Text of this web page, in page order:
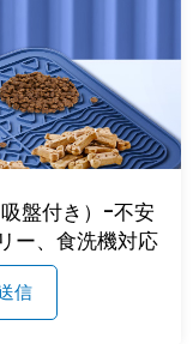
盤付き）-不安
ー、食洗機対応
信